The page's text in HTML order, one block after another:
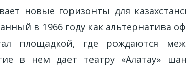
новые горизонты для
в 1966 году как альтернатива
площадкой, где рождаются
в нем дает театру «Алатау»